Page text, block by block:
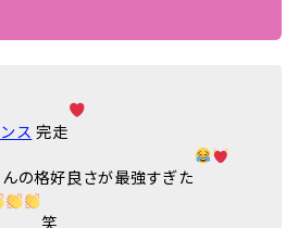
ス完走
の格好良さが最強すぎた